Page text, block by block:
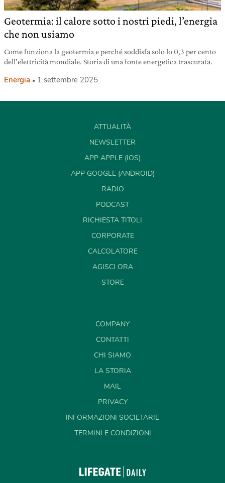
Geotermia: il calore sotto i nostri piedi, l’energia
che non usiamo
Come funziona la geotermia e perché soddisfa solo lo 0,3 per cento
dell’elettricità mondiale. Storia di una fonte energetica trascurata.
Energia 1 settembre 2025
ATTUALITÀ
NEWSLETTER
APP APPLE (IOS)
APP GOOGLE (ANDROID)
RADIO
PODCAST
RICHIESTA TITOLI
CORPORATE
CALCOLATORE
AGISCI ORA
STORE
COMPANY
CONTATTI
CHI SIAMO
LA STORIA
MAIL
PRIVACY
INFORMAZIONI SOCIETARIE
TERMINI E CONDIZIONI